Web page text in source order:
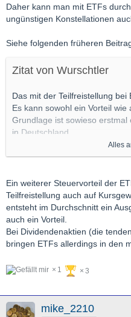
Irland: 25 %
Vorabbefreiung/
Frankreich / Spanien /
Steuersätze,
und -Briefe nicht erwähnt,
Staaten wie z.B. Italien und
solchen Empfehlungen von
steuerliche Betrachtung
ich, wobei ich das noch
geringe laufende Kosten, die
Gruß
Daher kann man mit ETFs
ungünstigen Konstellationen
Siehe folgenden früheren
Zitat von Wurschtler
Das mit der Teilfreistellung bei
Es kann sowohl ein Vorteil wie
Grundlage ist sowieso
in Deutschland.
ETFs werden auf
Aktien, nicht auf die Steuerlast
Staat als "Ausgleich" die
Mal ein paar Beispiele, wie
1. Deutsche Aktie
2. Britische Aktie
effektive Steuerlast
Alles
Ein weiterer Steuervorteil der
Teilfreistellung auch auf
entsteht im Durchschnitt ein
auch ein Vorteil.
Bei Dividendenaktien (die
bringen ETFs allerdings in den
1 3
mike_2210